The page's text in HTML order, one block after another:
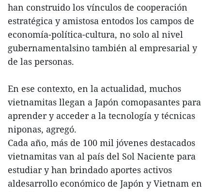
han construido los vínculos de cooperación
estratégica y amistosa entodos los campos de
economía-política-cultura, no solo al nivel
gubernamentalsino también al empresarial y
de las personas.
En ese contexto, en la actualidad, muchos
vietnamitas llegan a Japón comopasantes para
aprender y acceder a la tecnología y técnicas
niponas, agregó.
Cada año, más de 100 mil jóvenes destacados
vietnamitas van al país del Sol Naciente para
estudiar y han brindado aportes activos
aldesarrollo económico de Japón y Vietnam en